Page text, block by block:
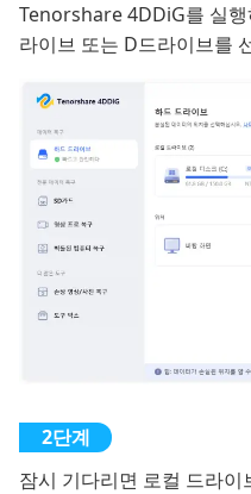
Tenorshare 4DDiG를 실
라이브 또는 D드라이브를
잠시 기다리면 로컬 드라